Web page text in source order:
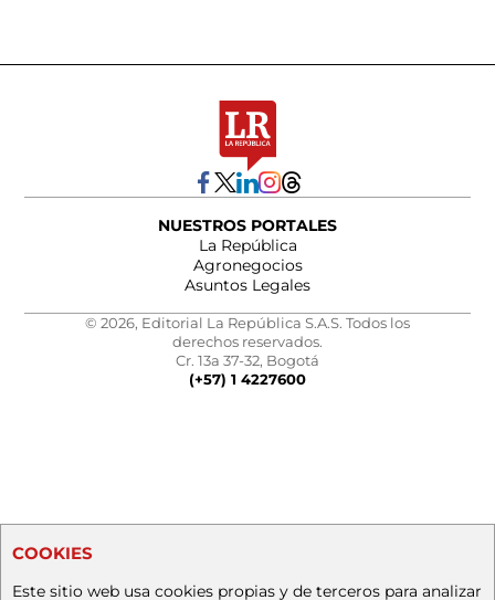
NUESTROS PORTALES
La República
Agronegocios
Asuntos Legales
© 2026, Editorial La República S.A.S. Todos los
derechos reservados.
Cr. 13a 37-32, Bogotá
(+57) 1 4227600
COOKIES
Este sitio web usa cookies propias y de terceros para analizar